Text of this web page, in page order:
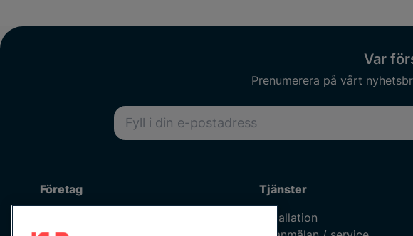
Var
Prenumerera på vårt
E-postadress
Företag
Tjänster
Installation